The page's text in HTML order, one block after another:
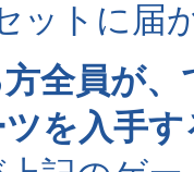
ットに届
方全員が
を入手